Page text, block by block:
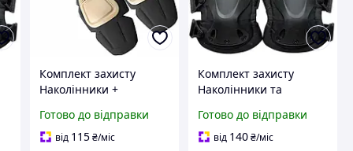
Комплект захисту
Наколінники +
удароміцного пластику
(Коричневий) :BRASIL:
Готово до відправки
від 115 ₴/міс
Комплект захисту
Наколінники та
протиударний полімер,
у чорному кольорі
Готово до відправки
від 140₴/міс